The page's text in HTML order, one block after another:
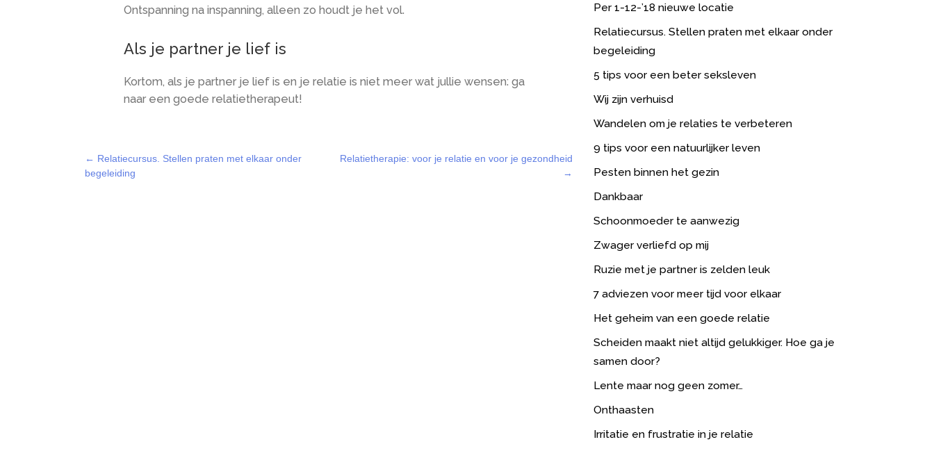
Ontspanning na inspanning, alleen zo houdt je het vol.
Als je partner je lief is
Kortom, als je partner je lief is en je relatie is niet meer wat jullie wensen: ga
naar een goede relatietherapeut!
Posts
navigation
← Relatiecursus. Stellen praten met elkaar onder
begeleiding
Relatietherapie: voor je relatie en voor je gezondheid
→
Per 1-12-’18 nieuwe locatie
Relatiecursus. Stellen praten met elkaar onder
begeleiding
5 tips voor een beter seksleven
Wij zijn verhuisd
Wandelen om je relaties te verbeteren
9 tips voor een natuurlijker leven
Pesten binnen het gezin
Dankbaar
Schoonmoeder te aanwezig
Zwager verliefd op mij
Ruzie met je partner is zelden leuk
7 adviezen voor meer tijd voor elkaar
Het geheim van een goede relatie
Scheiden maakt niet altijd gelukkiger. Hoe ga je
samen door?
Lente maar nog geen zomer…
Onthaasten
Irritatie en frustratie in je relatie